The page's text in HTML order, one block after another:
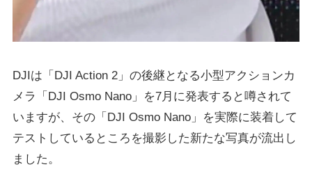
DJIは「DJI Action 2」の後継となる小型アクションカ
メラ「DJI Osmo Nano」を7月に発表すると噂されて
いますが、その「DJI Osmo Nano」を実際に装着して
テストしているところを撮影した新たな写真が流出し
ました。